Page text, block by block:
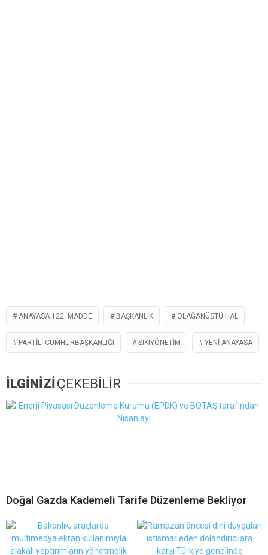
ANAYASA 122. MADDE BAŞKANLIK OLAĞANÜSTÜ HAL
PARTILI CUMHURBAŞKANLIĞI SIKIYÖNETIM YENI ANAYASA
İLGİNİZİÇEKEBİLİR
Doğal Gazda Kademeli Tarife Düzenleme Bekliyor